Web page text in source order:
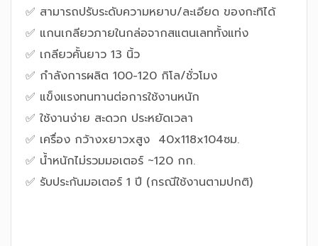
✅ สามารถปรับระดับความหยาบ/ละเอียด ของกะทิได้
✅ แกนเกลียวภายในกล่อจากสแตนเลททั้งแท่ง
✅ เกลียวคั้นยาว 13 นิ้ว
✅ กำลังการผลิต 100-120 กิโล/ชั่วโมง
✅ แข็งแรงทนทานต่อการใช้งานหนัก
✅ ใช้งานง่าย สะดวก ประหยัดเวลา
✅ เครื่อง กว้างxยาวxสูง 40x118x104ซม.
✅ น้ำหนักไม่รวมมอเตอร์ ~120 กก.
✅ รับประกันมอเตอร์ 1 ปี (กรณีใช้งานตามปกติ)